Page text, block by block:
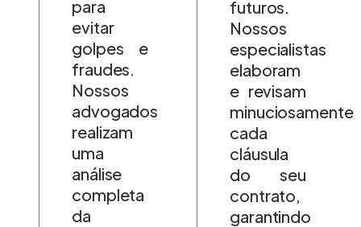
para
evitar
golpes e
fraudes.
Nossos
advogados
realizam
uma
análise
completa
da
futuros.
Nossos
especialistas
elaboram
e revisam
minuciosamente
cada
cláusula
do seu
contrato,
garantindo